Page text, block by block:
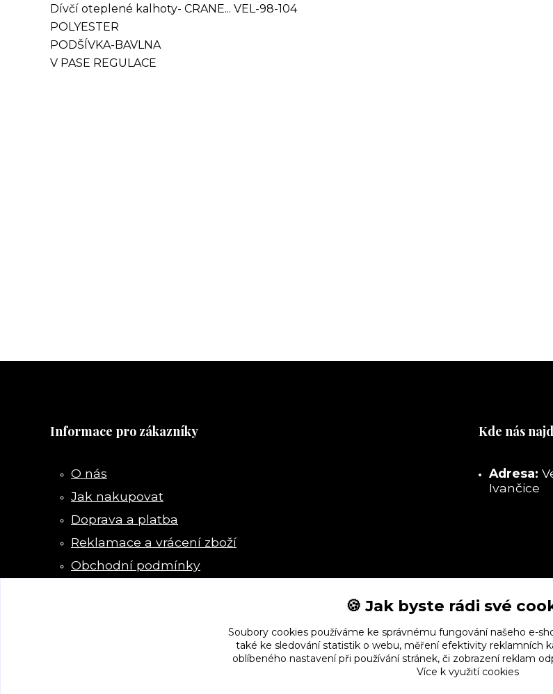
Dívčí oteplené kalhoty- CRANE... VEL-98-104
POLYESTER
PODŠÍVKA-BAVLNA
V PASE REGULACE
Informace pro zákazníky
O nás
Jak nakupovat
Doprava a platba
Reklamace a vrácení zboží
Obchodní podmínky
Kde nás
Adresa:
Ivančice
🍪 Jak byste rádi své
Soubory cookies používáme ke správnému fungování našeho e-
také ke sledování statistik o webu, měření efektivity reklamních
oblíbeného nastavení při používání stránek, či zobrazení reklam
Více k využití cookies